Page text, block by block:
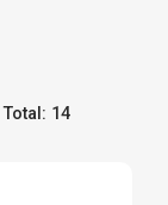
14